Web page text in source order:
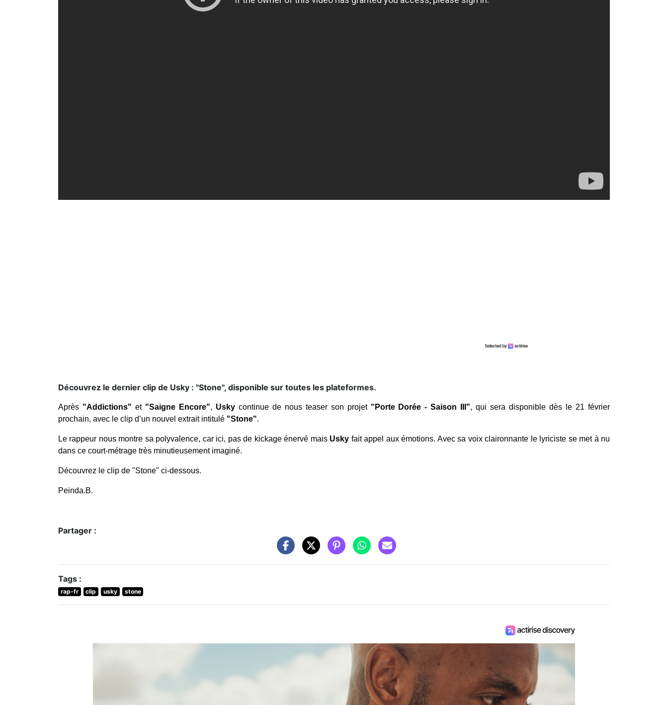
Découvrez le dernier clip de Usky : "Stone", disponible sur toutes les plateformes.
Après "Addictions" et "Saigne Encore", Uskycontinue de nous teaser son projet"Porte Dorée - Saison III", qui sera disponible dès le 21 février
prochain, avec le clip d’un nouvel extrait intitulé "Stone".
Le rappeur nous montre sa polyvalence, car ici, pas de kickage énervé mais Usky fait appel aux émotions. Avec sa voix claironnante le lyriciste se met à nu
dans ce court-métrage très minutieusement imaginé.
Découvrez le clip de "Stone" ci-dessous.
Peinda.B.
Partager :
Tags :
rap-fr clip usky stone